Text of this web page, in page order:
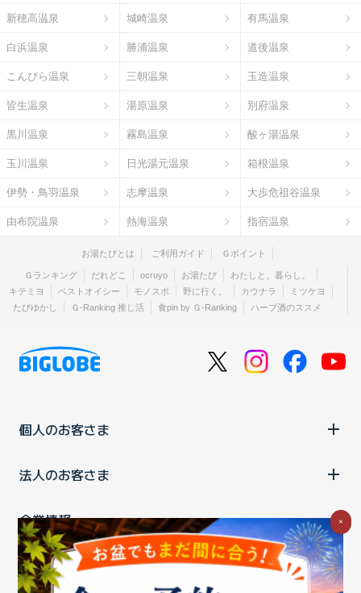
新穂高温泉 城崎温泉 有馬温泉
白浜温泉 勝浦温泉 道後温泉
こんぴら温泉 三朝温泉 玉造温泉
皆生温泉 湯原温泉 別府温泉
黒川温泉 霧島温泉 酸ヶ湯温泉
玉川温泉 日光湯元温泉 箱根温泉
伊勢・鳥羽温泉 志摩温泉 大歩危祖谷温泉
由布院温泉 熱海温泉 指宿温泉
お湯たびとは ご利用ガイド Ｇポイント
Ｇランキング だれどこ ocruyo お湯たび
わたしと、暮らし。
キテミヨ
ベストオイシー モノスポ 野に行く。 カウナラ
ミツケヨ
たびゆかし
Ｇ-Ranking 推し活 食pin by Ｇ-Ranking ハーブ酒のススメ
個人のお客さま
法人のお客さま
企業情報
ご利用中の方
×